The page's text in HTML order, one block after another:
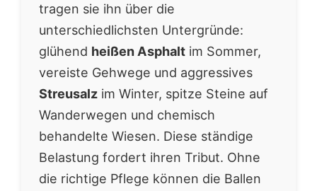
tragen sie ihn über die
unterschiedlichsten Untergründe:
glühend heißen Asphalt im Sommer,
vereiste Gehwege und aggressives
Streusalz im Winter, spitze Steine auf
Wanderwegen und chemisch
behandelte Wiesen. Diese ständige
Belastung fordert ihren Tribut. Ohne
die richtige Pflege können die Ballen